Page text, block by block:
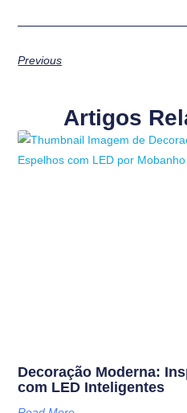
Previous
Artigos
Decoração Moderna:
com LED Inteligentes